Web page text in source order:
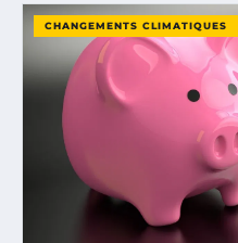
CHANGEMENTS CLIMATIQUES